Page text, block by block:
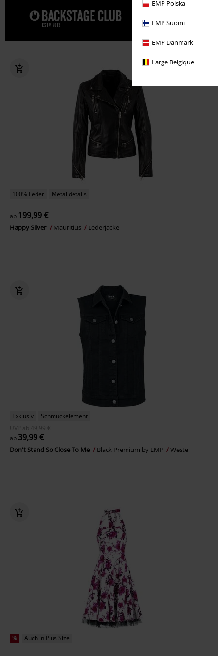
EMP Polska
EMP Suomi
EMP Danmark
Large Belgique
Gönn' dir
100% Leder Metalldetails
ab 199,99 €
Happy Silver Mauritius Lederjacke
Exklusiv
Schmuckelement
UVP
ab
49,99 €
ab 39,99 €
Don't Stand So Close To Me Black Premium by EMP Weste
% Auch in Plus Size